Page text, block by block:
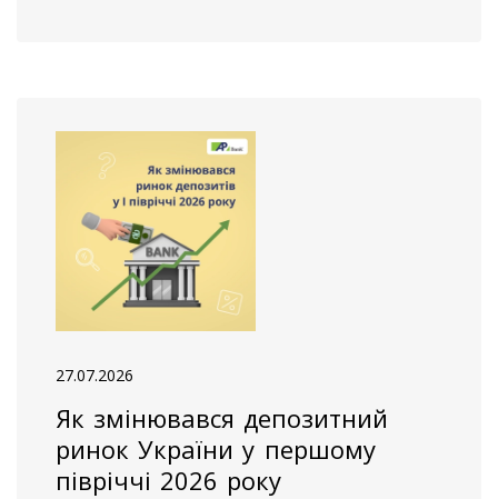
27.07.2026
Як змінювався депозитний
ринок України у першому
півріччі 2026 року